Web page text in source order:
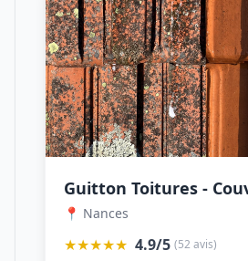
📍 Nances
★★★★★ 4.9/5 (52 avis)